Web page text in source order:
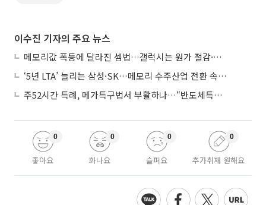
이수진 기자의 주요 뉴스
메모리값 폭등에 달라진 셈법…갤럭시는 원가 절감·아이폰은 서비스 확대
‘5년 LTA’ 늘리는 삼성·SK…메모리 수주산업 전환 속 다른 셈법
주52시간 특례, 메가특구법서 부활하나…“반도체특별법 담겨야”
좋아요
0
화나요
0
슬퍼요
0
추가취재 원해요
0